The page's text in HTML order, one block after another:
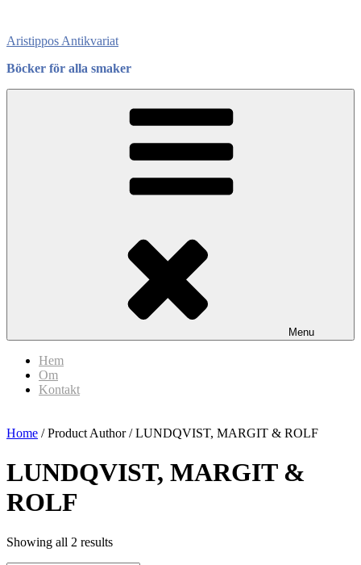
content
Aristippos Antikvariat
Böcker för alla smaker
Menu
Hem
Om
Kontakt
Home / Product Author / LUNDQVIST, MARGIT & ROLF
LUNDQVIST, MARGIT &
ROLF
Showing all 2 results